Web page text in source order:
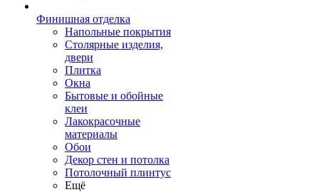
Финишная отделка
Напольные покрытия
Столярные изделия,
двери
Плитка
Окна
Бытовые и обойные
клеи
Лакокрасочные
материалы
Обои
Декор стен и потолка
Потолочный плинтус
Ещё